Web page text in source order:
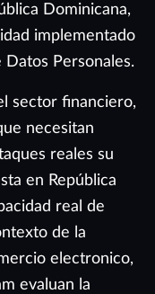
Dominicana,
implementado
Personales.
sector financiero,
necesitan
reales su
en República
real de
de la
electronico,
evaluan la